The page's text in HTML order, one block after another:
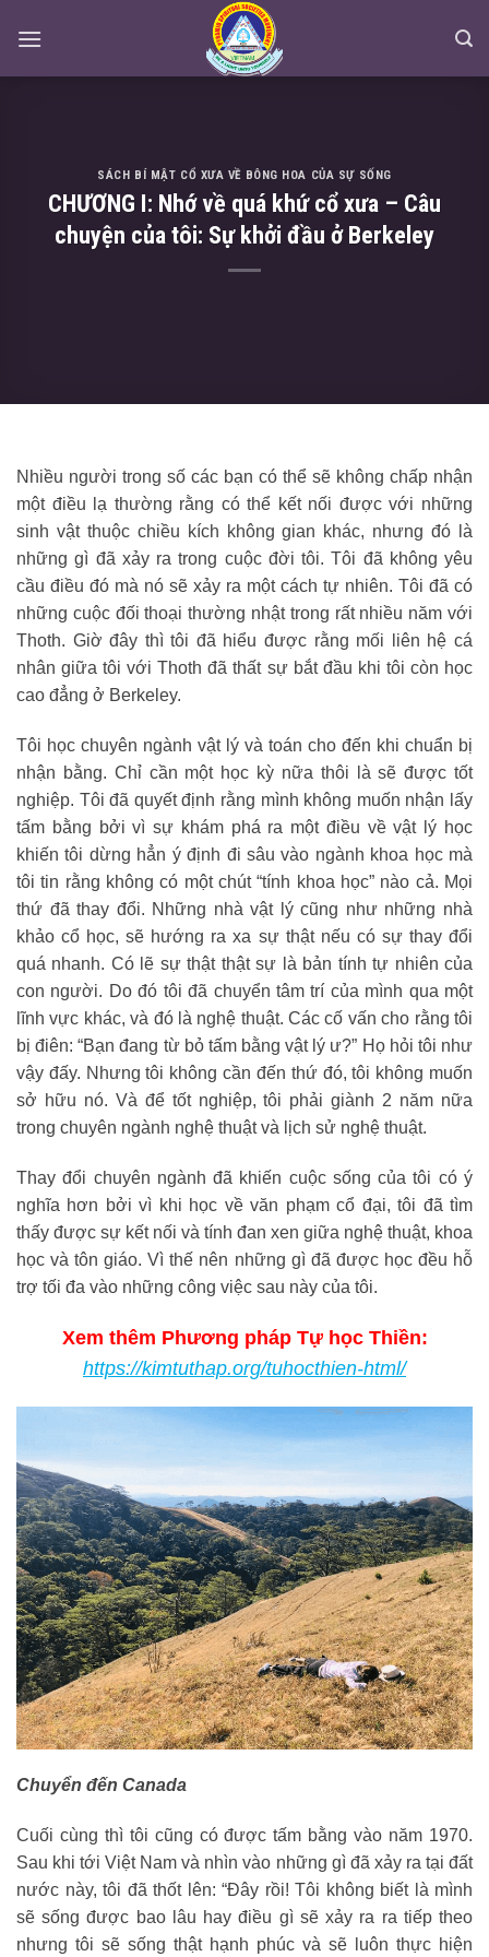
SÁCH BÍ MẬT CỔ XƯA VỀ BÔNG HOA CỦA SỰ SỐNG
CHƯƠNG I: Nhớ về quá khứ cổ xưa – Câu
chuyện của tôi: Sự khởi đầu ở Berkeley
Nhiều người trong số các bạn có thể sẽ không chấp nhận
một điều lạ thường rằng có thể kết nối được với những
sinh vật thuộc chiều kích không gian khác, nhưng đó là
những gì đã xảy ra trong cuộc đời tôi. Tôi đã không yêu
cầu điều đó mà nó sẽ xảy ra một cách tự nhiên. Tôi đã có
những cuộc đối thoại thường nhật trong rất nhiều năm với
Thoth. Giờ đây thì tôi đã hiểu được rằng mối liên hệ cá
nhân giữa tôi với Thoth đã thất sự bắt đầu khi tôi còn học
cao đẳng ở Berkeley.
Tôi học chuyên ngành vật lý và toán cho đến khi chuẩn bị
nhận bằng. Chỉ cần một học kỳ nữa thôi là sẽ được tốt
nghiệp. Tôi đã quyết định rằng mình không muốn nhận lấy
tấm bằng bởi vì sự khám phá ra một điều về vật lý học
khiến tôi dừng hẳn ý định đi sâu vào ngành khoa học mà
tôi tin rằng không có một chút “tính khoa học” nào cả. Mọi
thứ đã thay đổi. Những nhà vật lý cũng như những nhà
khảo cổ học, sẽ hướng ra xa sự thật nếu có sự thay đổi
quá nhanh. Có lẽ sự thật thật sự là bản tính tự nhiên của
con người. Do đó tôi đã chuyển tâm trí của mình qua một
lĩnh vực khác, và đó là nghệ thuật. Các cố vấn cho rằng tôi
bị điên: “Bạn đang từ bỏ tấm bằng vật lý ư?” Họ hỏi tôi như
vậy đấy. Nhưng tôi không cần đến thứ đó, tôi không muốn
sở hữu nó. Và để tốt nghiệp, tôi phải giành 2 năm nữa
trong chuyên ngành nghệ thuật và lịch sử nghệ thuật.
Thay đổi chuyên ngành đã khiến cuộc sống của tôi có ý
nghĩa hơn bởi vì khi học về văn phạm cổ đại, tôi đã tìm
thấy được sự kết nối và tính đan xen giữa nghệ thuật, khoa
học và tôn giáo. Vì thế nên những gì đã được học đều hỗ
trợ tối đa vào những công việc sau này của tôi.
Xem thêm Phương pháp Tự học Thiền:
https://kimtuthap.org/tuhocthien-html/
Chuyển đến Canada
Cuối cùng thì tôi cũng có được tấm bằng vào năm 1970.
Sau khi tới Việt Nam và nhìn vào những gì đã xảy ra tại đất
nước này, tôi đã thốt lên: “Đây rồi! Tôi không biết là mình
sẽ sống được bao lâu hay điều gì sẽ xảy ra ra tiếp theo
nhưng tôi sẽ sống thật hạnh phúc và sẽ luôn thực hiện